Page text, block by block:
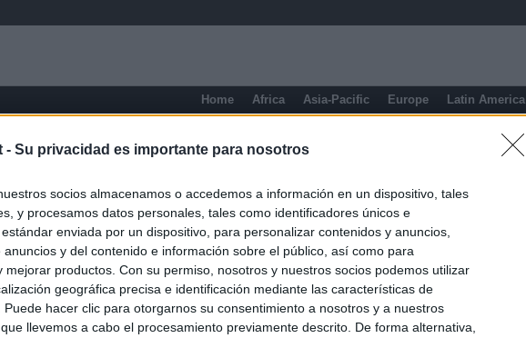
- Su privacidad es importante para nosotros
socios almacenamos o accedemos a información en un dispositivo, tales
y procesamos datos personales, tales como identificadores únicos e
enviada por un dispositivo, para personalizar contenidos y anuncios,
anuncios y del contenido e información sobre el público, así como para
mejorar productos. Con su permiso, nosotros y nuestros socios podemos utilizar
geográfica precisa e identificación mediante las características de
Puede hacer clic para otorgarnos su consentimiento a nosotros y a nuestros
llevemos a cabo el procesamiento previamente descrito. De forma alternativa,
Home Africa Asia-Pacific Europe Latin America